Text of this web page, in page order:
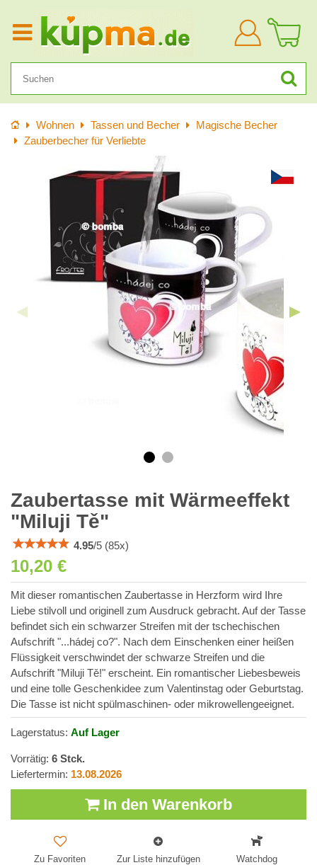
Anmelden
StartseiteWohnen Tassen und Becher
Magische Becher
Zauberbecher für Verliebte
Zaubertasse mit Wärmeeffekt
"Miluji Tě"
4.95/5 (85x)
10,20 €
Mit dieser romantischen Zaubertasse in Herzform wird Ihre
Liebe stilvoll und originell zum Ausdruck gebracht. Auf der Tasse
befindet sich ein schwarzer Streifen mit der tschechischen
Aufschrift "...hádej co?". Nach dem Einschenken einer heißen
Flüssigkeit verschwindet der schwarze Streifen und die
Aufschrift "Miluji Tě!" erscheint. Ein romantischer Liebesbeweis
und eine tolle Geschenkidee zum Valentinstag oder Geburtstag.
Die Tasse ist nicht spülmaschinen- oder mikrowellengeeignet.
Lagerstatus: Auf Lager
Vorrätig: 6 Stck.
Liefertermin: 13.08.2026
In den Warenkorb
Zu Favoriten
Zur Liste hinzufügen Watchdog